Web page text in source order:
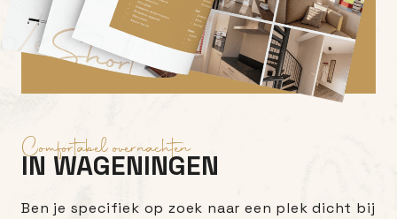
Comfortabel overnachten
IN WAGENINGEN
Ben je specifiek op zoek naar een plek dicht bij